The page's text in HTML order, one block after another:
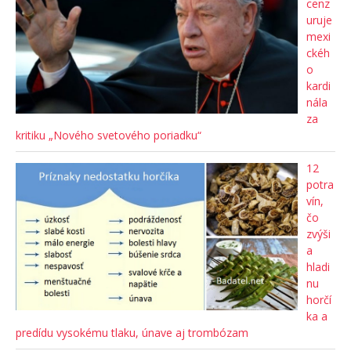
cenz
uruje
mexi
ckéh
o
kardi
nála
za
kritiku „Nového svetového poriadku“
12
potra
vín,
čo
zvýši
a
hladi
nu
horčí
ka a
predídu vysokému tlaku, únave aj trombózam